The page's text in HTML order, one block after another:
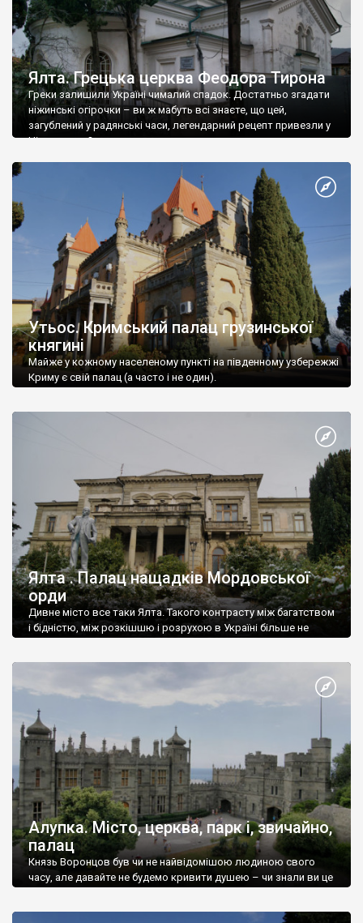
Ялта. Грецька церква Феодора Тирона
Греки залишили Україні чималий спадок. Достатньо згадати
ніжинські огірочки – ви ж мабуть всі знаєте, що цей,
загублений у радянські часи, легендарний рецепт привезли у
Ніжин греки?
Утьос. Кримський палац грузинської
княгині
Майже у кожному населеному пункті на південному узбережжі
Криму є свій палац (а часто і не один).
Ялта . Палац нащадків Мордовської
орди
Дивне місто все таки Ялта. Такого контрасту між багатством
і бідністю, між розкішшю і розрухою в Україні більше не
Алупка. Місто, церква, парк і, звичайно,
палац
Князь Воронцов був чи не найвідомішою людиною свого
часу, але давайте не будемо кривити душею – чи знали ви це